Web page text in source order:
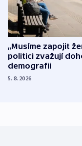
„Musíme zapojit
politici zvažují
demografii
5. 8. 2026